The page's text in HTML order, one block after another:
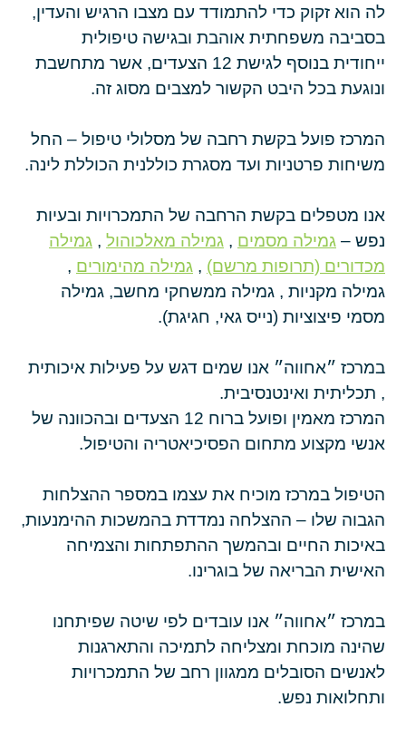
לה הוא זקוק כדי להתמודד עם מצבו הרגיש והעדין,
בסביבה משפחתית אוהבת ובגישה טיפולית
ייחודית בנוסף לגישת 12 הצעדים, אשר מתחשבת
ונוגעת בכל היבט הקשור למצבים מסוג זה.
המרכז פועל בקשת רחבה של מסלולי טיפול – החל
משיחות פרטניות ועד מסגרת כוללנית הכוללת לינה.
אנו מטפלים בקשת הרחבה של התמכרויות ובעיות
נפש – גמילה מסמים , גמילה מאלכוהול , גמילה
מכדורים (תרופות מרשם) , גמילה מהימורים ,
גמילה מקניות , גמילה ממשחקי מחשב, גמילה
מסמי פיצוציות (נייס גאי, חגיגת).
במרכז ״אחווה״ אנו שמים דגש על פעילות איכותית
, תכליתית ואינטנסיבית.
המרכז מאמין ופועל ברוח 12 הצעדים ובהכוונה של
אנשי מקצוע מתחום הפסיכיאטריה והטיפול.
הטיפול במרכז מוכיח את עצמו במספר ההצלחות
הגבוה שלו – ההצלחה נמדדת בהמשכות ההימנעות,
באיכות החיים ובהמשך ההתפתחות והצמיחה
האישית הבריאה של בוגרינו.
במרכז ״אחווה״ אנו עובדים לפי שיטה שפיתחנו
שהינה מוכחת ומצליחה לתמיכה והתארגנות
לאנשים הסובלים ממגוון רחב של התמכרויות
ותחלואות נפש.